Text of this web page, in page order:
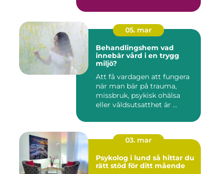
05. mar
Behandlingshem vad
innebär vård i en trygg
miljö?
Att få vardagen att fungera
när man bär på trauma,
missbruk, psykisk ohälsa
eller våldsutsatthet är ...
03. mar
Psykolog i lund så hittar du
rätt stöd för ditt mående